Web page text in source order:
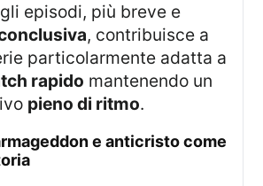
, contribuisce a
particolarmente adatta a
rapido mantenendo un
pieno di ritmo.